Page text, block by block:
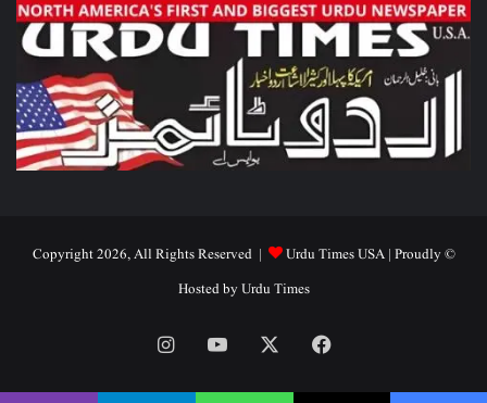
© Copyright 2026, All Rights Reserved |
Urdu Times USA| Proudly
Hosted byUrdu Times
Facebook
YouTube